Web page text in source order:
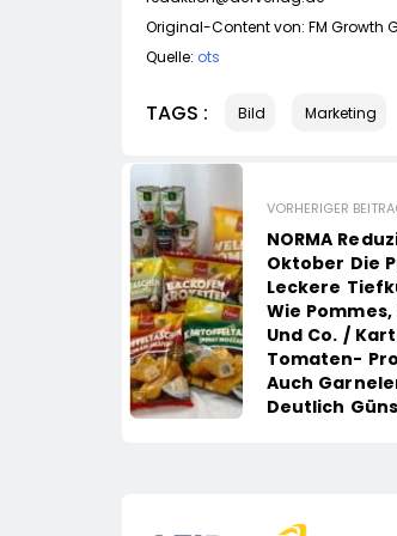
Original-Content von: FM Growth
Quelle: ots
TAGS : Bild Marketing
VORHERIGER
NORMA
Oktober Die
Leckere
Wie
Und Co. /
Tomaten-
Auch
Deutlich